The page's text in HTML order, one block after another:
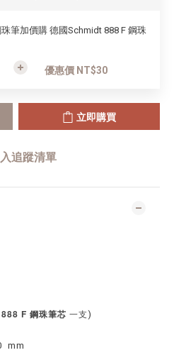
珠筆加價購 德國Schmidt 888 F 鋼珠
優惠價 NT$30
立即購買
追蹤清單
F 鋼珠筆芯 一支)
mm